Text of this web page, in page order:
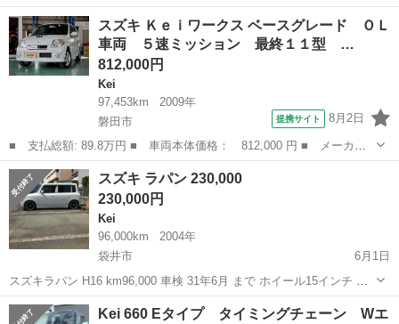
テ、エアコン、PW 91100キロ。タイミングチェーンですから、ベルト
交換は必要ないです。スズキに確認済みです。 平成28年10月に市内の
モー...
静岡 静岡市 Kei
スズキ Ｋｅｉワークス ベースグレード ＯＬ
車両 ５速ミッション 最終１１型 …
812,000円
Kei
97,453km
2009年
磐田市
提携サイト 8月2日
■ 支払総額: 89.8万円 ■ 車両本体価格： 812,000 円 ■ メーカー
名： スズキ ■ 車種名： Ｋｅｉワークス ■ グレード名： ベー
スグレード ＯＬ車両 ５速ミッション 最終１１型 Ｋ６Ａ 純正
ＲＥＣＡＲＯ...
静岡 磐田市 Kei
スズキ ラパン 230,000
230,000円
Kei
96,000km
2004年
袋井市
6月1日
スズキラパン H16 km96,000 車検 31年6月 まで ホイール15インチ ロ
ーダウン サス
静岡 袋井市 スズキラパン
Kei 660 Eタイプ タイミングチェーン Wエ